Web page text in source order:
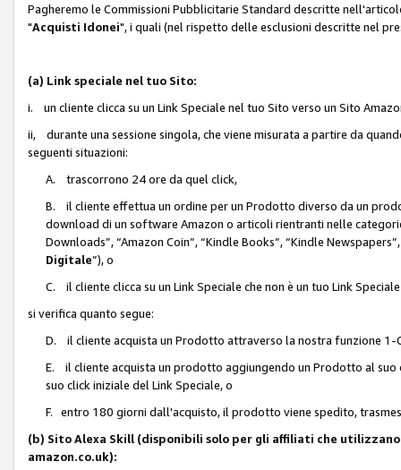
Pagheremo le Commissioni Pubblicitarie Standard descritte
"Acquisti Idonei", i quali (nel rispetto delle esclusioni descritte nel
(a) Link speciale nel tuo Sito:
i. un cliente clicca su un Link Speciale nel tuo Sito verso un Sito
ii, durante una sessione singola, che viene misurata a partire da
seguenti situazioni:
A. trascorrono 24 ore da quel click,
B. il cliente effettua un ordine per un Prodotto diverso da un
download di un software Amazon o articoli rientranti nelle categorie
Downloads”, “Amazon Coin”, “Kindle Books”, “Kindle
Digitale”), o
C. il cliente clicca su un Link Speciale che non è un tuo Link
si verifica quanto segue:
D. il cliente acquista un Prodotto attraverso la nostra funzione 1-
E. il cliente acquista un prodotto aggiungendo un Prodotto al
suo click iniziale del Link Speciale, o
F. entro 180 giorni dall'acquisto, il prodotto viene spedito,
(b) Sito Alexa Skill (disponibili solo per gli affiliati che
amazon.co.uk):